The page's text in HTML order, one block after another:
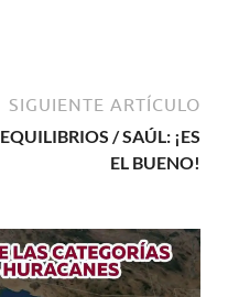
SIGUIENTE ARTÍCULO
EQUILIBRIOS / SAÚL: ¡ES
EL BUENO!